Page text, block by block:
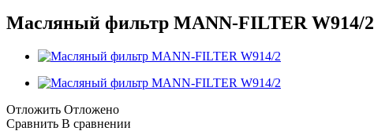
Масляный фильтр MANN-FILTER W914/2
Отложить Отложено
Сравнить В сравнении